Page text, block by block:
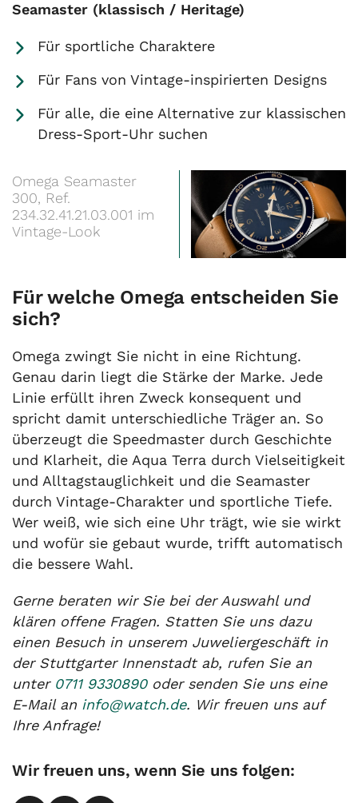
Seamaster (klassisch / Heritage)
Für sportliche Charaktere
Für Fans von Vintage-inspirierten Designs
Für alle, die eine Alternative zur klassischen
Dress-Sport-Uhr suchen
Omega Seamaster
300, Ref.
234.32.41.21.03.001 im
Vintage-Look
Für welche Omega entscheiden Sie
sich?
Omega zwingt Sie nicht in eine Richtung.
Genau darin liegt die Stärke der Marke. Jede
Linie erfüllt ihren Zweck konsequent und
spricht damit unterschiedliche Träger an. So
überzeugt die Speedmaster durch Geschichte
und Klarheit, die Aqua Terra durch Vielseitigkeit
und Alltagstauglichkeit und die Seamaster
durch Vintage-Charakter und sportliche Tiefe.
Wer weiß, wie sich eine Uhr trägt, wie sie wirkt
und wofür sie gebaut wurde, trifft automatisch
die bessere Wahl.
Gerne beraten wir Sie bei der Auswahl und
klären offene Fragen. Statten Sie uns dazu
einen Besuch in unserem Juweliergeschäft in
der Stuttgarter Innenstadt ab, rufen Sie an
unter 0711 9330890oder senden Sie uns eine
E-Mail an info@watch.de. Wir freuen uns auf
Ihre Anfrage!
Wir freuen uns, wenn Sie uns folgen: